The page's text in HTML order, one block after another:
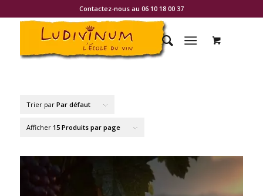
Contactez-nous au 06 10 18 00 37
Trier par Par défaut
Afficher 15 Produits par page